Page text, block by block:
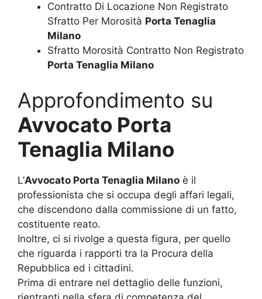
Contratto Di Locazione Non Registrato
Sfratto Per Morosità Porta Tenaglia
Milano
Sfratto Morosità Contratto Non Registrato
Porta Tenaglia Milano
Approfondimento su
Avvocato Porta
Tenaglia Milano
L’Avvocato Porta Tenaglia Milano è il
professionista che si occupa degli affari legali,
che discendono dalla commissione di un fatto,
costituente reato.
Inoltre, ci si rivolge a questa figura, per quello
che riguarda i rapporti tra la Procura della
Repubblica ed i cittadini.
Prima di entrare nel dettaglio delle funzioni,